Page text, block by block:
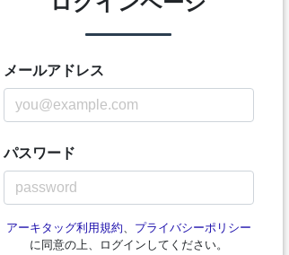
メールアドレス
パスワード
アーキタッグ利用規約、 プライバシーポリシー
に同意の上、ログインしてください。